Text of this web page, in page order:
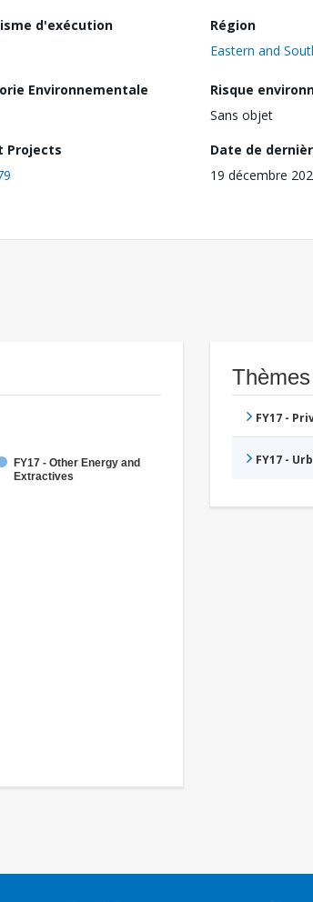
d'exécution
Région
Eastern and
Environnementale
Risque
Sans objet
Projects
Date de
19 décembre
FY17 - Other Energy and
Extractives
Thèmes
FY17 -
FY17 -